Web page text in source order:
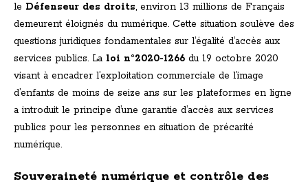
le Défenseur des droits, environ 13 millions de Français
demeurent éloignés du numérique. Cette situation soulève des
questions juridiques fondamentales sur l’égalité d’accès aux
services publics. La loi n°2020-1266 du 19 octobre 2020
visant à encadrer l’exploitation commerciale de l’image
d’enfants de moins de seize ans sur les plateformes en ligne
a introduit le principe d’une garantie d’accès aux services
publics pour les personnes en situation de précarité
numérique.
Souveraineté numérique et contrôle des